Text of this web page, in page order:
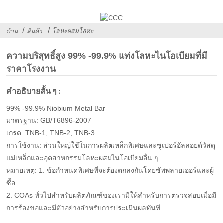
บ้าน สินค้า โลหะผสมโลหะ
ความบริสุทธิ์สูง 99% -99.9% แท่งโลหะไนโอเบียมที่มี
ราคาโรงงาน
คำอธิบายสั้น ๆ :
99% -99.9% Niobium Metal Bar
มาตรฐาน: GB/T6896-2007
เกรด: TNB-1, TNB-2, TNB-3
การใช้งาน: ส่วนใหญ่ใช้ในการผลิตเหล็กพิเศษและซูเปอร์อัลลอยด์วัสดุ
แม่เหล็กและอุตสาหกรรมโลหะผสมไนโอเบียมอื่น ๆ
หมายเหตุ: 1. ข้อกำหนดพิเศษที่จะต้องตกลงกันโดยซัพพลายเออร์และผู้
ซื้อ
2. COAs ทั่วไปสำหรับผลิตภัณฑ์ของเรามีให้สำหรับการตรวจสอบเมื่อมี
การร้องขอและมีตัวอย่างสำหรับการประเมินผลทันที